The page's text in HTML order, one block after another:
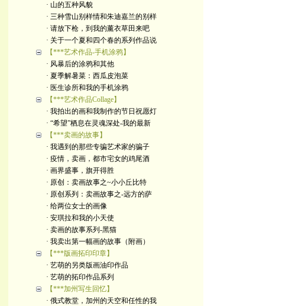
· 山的五种风貌
· 三种雪山别样情和朱迪嘉兰的别样
· 请放下枪，到我的薰衣草田来吧
· 关于一个夏和四个春的系列作品说
【***艺术作品-手机涂鸦】
· 风暴后的涂鸦和其他
· 夏季解暑菜：西瓜皮泡菜
· 医生诊所和我的手机涂鸦
【***艺术作品Collage】
· 我拍出的画和我制作的节日祝愿灯
· “希望”栖息在灵魂深处-我的最新
【***卖画的故事】
· 我遇到的那些专骗艺术家的骗子
· 疫情，卖画，都市宅女的鸡尾酒
· 画界盛事，旗开得胜
· 原创：卖画故事之~小小丘比特
· 原创系列：卖画故事之-远方的萨
· 给两位女士的画像
· 安琪拉和我的小天使
· 卖画的故事系列-黑猫
· 我卖出第一幅画的故事（附画）
【***版画拓印印章】
· 艺萌的另类版画油印作品
· 艺萌的拓印作品系列
【***加州写生回忆】
· 俄式教堂，加州的天空和任性的我